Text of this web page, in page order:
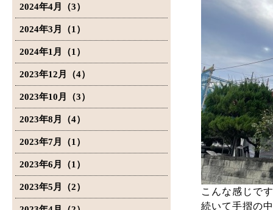
2024年4月（3）
2024年3月（1）
2024年1月（1）
2023年12月（4）
2023年10月（3）
2023年8月（4）
2023年7月（1）
2023年6月（1）
2023年5月（2）
こんな感じで
続いて手摺の